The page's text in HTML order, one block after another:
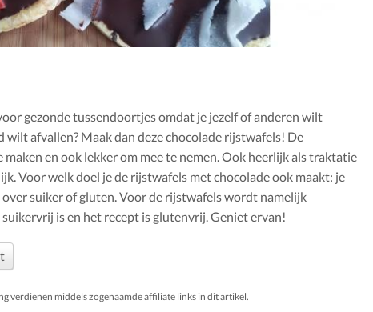
gezonde tussendoortjes omdat je jezelf of anderen wilt
wilt afvallen? Maak dan deze chocolade rijstwafels! De
en ook lekker om mee te nemen. Ook heerlijk als traktatie
Voor welk doel je de rijstwafels met chocolade ook maakt: je
over suiker of gluten. Voor de rijstwafels wordt namelijk
is en het recept is glutenvrij. Geniet ervan!
verdienen middels zogenaamde affiliate links in dit artikel.